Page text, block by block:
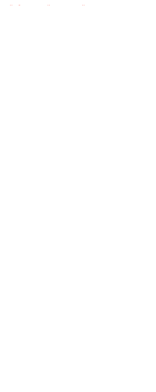
#общество
#культура
#кредиты